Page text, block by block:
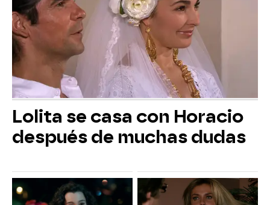
Lolita se casa con Horacio
después de muchas dudas